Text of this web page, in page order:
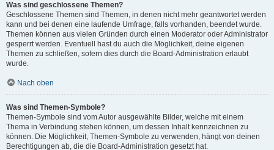
Was sind geschlossene Themen?
Geschlossene Themen sind Themen, in denen nicht mehr geantwortet werden
kann und bei denen eine laufende Umfrage, falls vorhanden, beendet wurde.
Themen können aus vielen Gründen durch einen Moderator oder Administrator
gesperrt werden. Eventuell hast du auch die Möglichkeit, deine eigenen
Themen zu schließen, sofern dies durch die Board-Administration erlaubt
wurde.
Nach oben
Was sind Themen-Symbole?
Themen-Symbole sind vom Autor ausgewählte Bilder, welche mit einem
Thema in Verbindung stehen können, um dessen Inhalt kennzeichnen zu
können. Die Möglichkeit, Themen-Symbole zu verwenden, hängt von deinen
Berechtigungen ab, die die Board-Administration gesetzt hat.